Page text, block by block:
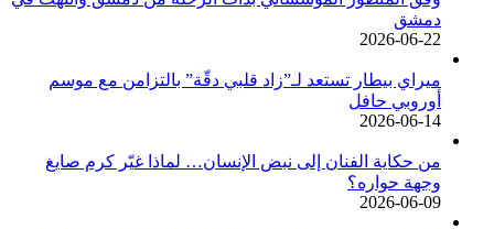
دمشق
2026-06-22
ميراي بيطار تستعد لـ”زاد قلبي دقّة” بالتزامن مع موسم
أوروبي حافل
2026-06-14
من حكاية الفنان إلى نبض الإنسان… لماذا غيّر كرم صايغ
وجهة حواره؟
2026-06-09